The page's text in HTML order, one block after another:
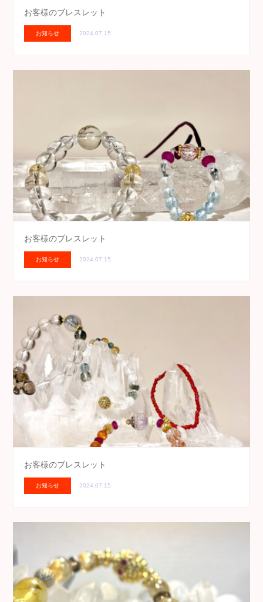
お客様のブレスレット
お知らせ 2024.07.15
お客様のブレスレット
お知らせ 2024.07.15
お客様のブレスレット
お知らせ 2024.07.15